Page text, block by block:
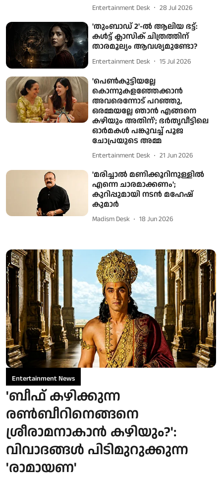
Entertainment Desk 28 Jul 2026
'തുംബാഡ് 2'-ൽ ആലിയ ഭട്ട്:
കൾട്ട് ക്ലാസിക് ചിത്രത്തിന്
താരമൂല്യം ആവശ്യമുണ്ടോ?
Entertainment Desk 15 Jul 2026
'പെൺകുട്ടിയല്ലേ
കൊന്നുകളഞ്ഞേക്കാൻ
അവരെന്നോട് പറഞ്ഞു,
ഒരമ്മയല്ലേ ഞാൻ എങ്ങനെ
കഴിയും അതിന്'; ഭർതൃവീട്ടിലെ
ഓർമകൾ പങ്കുവച്ച് പൂജ
ചോപ്രയുടെ അമ്മ
Entertainment Desk 21 Jun 2026
'മരിച്ചാൽ മണിക്കൂറിനുള്ളിൽ
എന്നെ ചാരമാക്കണം';
കുറിപ്പുമായി നടൻ മഹേഷ്
കുമാർ
Madism Desk 18 Jun 2026
Entertainment News
'ബീഫ് കഴിക്കുന്ന
രൺബീറിനെങ്ങനെ
ശ്രീരാമനാകാൻ കഴിയും?':
വിവാദങ്ങൾ പിടിമുറുക്കുന്ന
'രാമായണ'